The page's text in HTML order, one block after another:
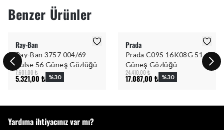
Benzer Ürünler
Ray-Ban
Ray-Ban 3757 004/69
Pulse 56 Güneş Gözlüğü
7.601,00 ₺
5.321,00 ₺ %30
Prada
Prada C09S 16K08G 51
Güneş Gözlüğü
24.410,00 ₺
17.087,00 ₺ %30
Yardıma ihtiyacınız var mı?